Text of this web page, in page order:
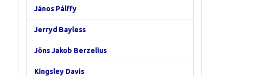
János Pálffy
Jerryd Bayless
Jöns Jakob Berzelius
Kingsley Davis